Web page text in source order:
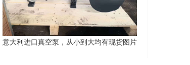
意大利进口真空泵，从小到大均有现货图片